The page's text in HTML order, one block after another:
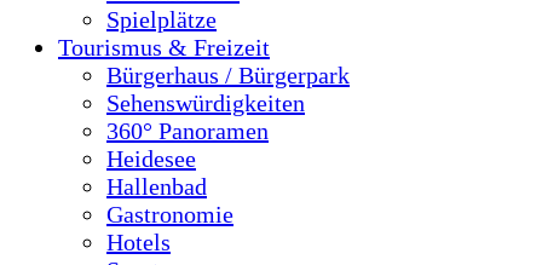
Spielplätze
Tourismus & Freizeit
Bürgerhaus / Bürgerpark
Sehenswürdigkeiten
360° Panoramen
Heidesee
Hallenbad
Gastronomie
Hotels